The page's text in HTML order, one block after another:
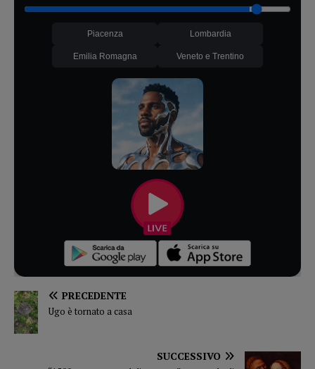
Piacenza Lombardia
Emilia Romagna Veneto e Trentino
PRECEDENTE
Ugo è tornato a casa
SUCCESSIVO